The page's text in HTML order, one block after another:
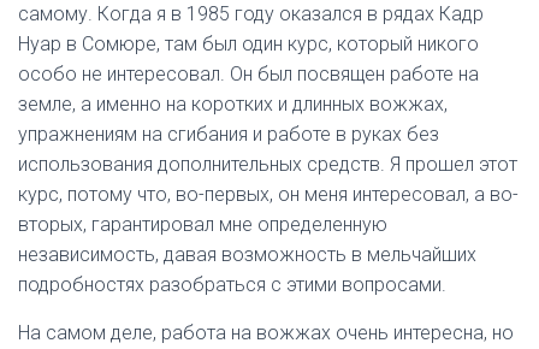
самому. Когда я в 1985 году оказался в рядах Кадр
Нуар в Сомюре, там был один курс, который никого
особо не интересовал. Он был посвящен работе на
земле, а именно на коротких и длинных вожжах,
упражнениям на сгибания и работе в руках без
использования дополнительных средств. Я прошел этот
курс, потому что, во-первых, он меня интересовал, а во-
вторых, гарантировал мне определенную
независимость, давая возможность в мельчайших
подробностях разобраться с этими вопросами.
На самом деле, работа на вожжах очень интересна, но